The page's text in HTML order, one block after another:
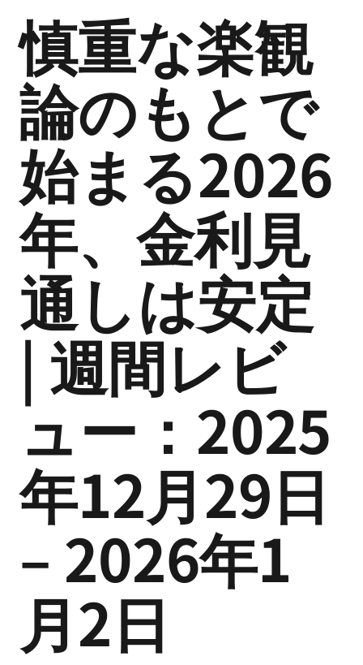
慎重な楽観
論のもとで
始まる2026
年、金利見
通しは安定
| 週間レビ
ュー：2025
年12月29日
– 2026年1
月2日